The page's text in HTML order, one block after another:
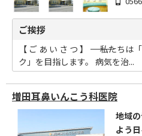
ご挨拶
【 ご あ い さ つ 】
ク」を目指します。 病気を治...
増田耳鼻いんこう科医院
地域
よう